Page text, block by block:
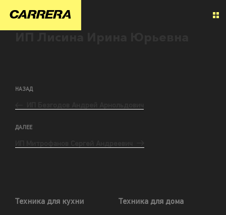
НАЗАД
ДАЛЕЕ
Техника для кухни Техника для дома